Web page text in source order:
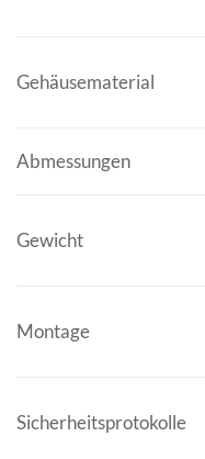
Gehäusematerial
Abmessungen
Gewicht
Montage
Sicherheitsprotokolle